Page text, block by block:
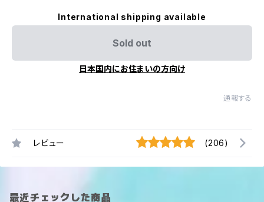
International shipping available
Sold out
日本国内にお住まいの方向け
通報する
レビュー (206)
最近チェックした商品